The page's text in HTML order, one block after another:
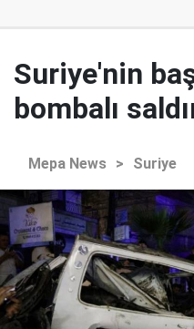
Suriye'nin
bombalı
Mepa News > Suriye